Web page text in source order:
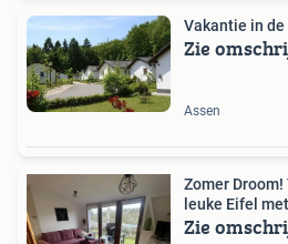
Vakantie in de
Zie
Assen
Zomer
leuke Eifel
Zie